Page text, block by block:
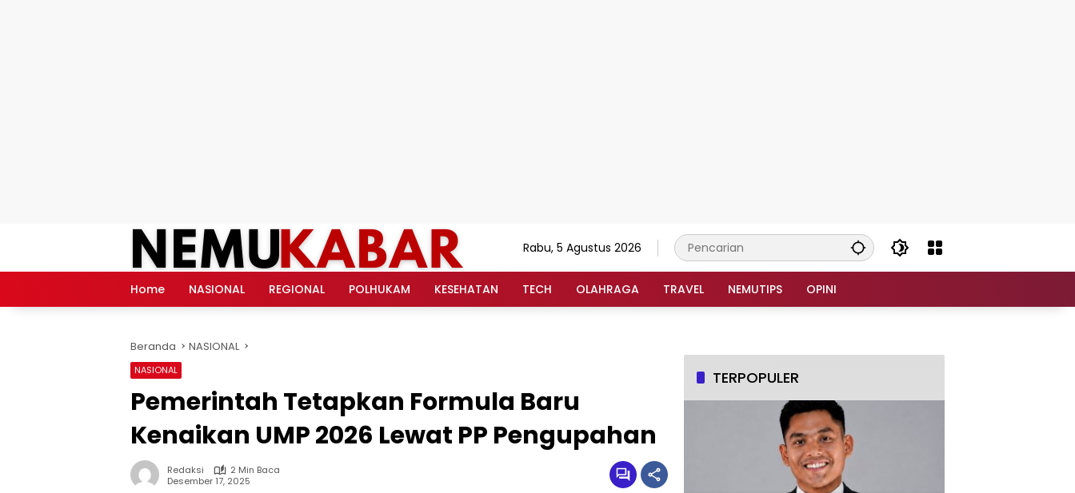
Rabu, 5 Agustus 2026
Home NASIONAL REGIONAL POLHUKAM KESEHATAN TECH OLAHRAGA TRAVEL NEMUTIPS OPINI
Beranda NASIONAL
NASIONAL
Pemerintah Tetapkan Formula Baru
Kenaikan UMP 2026 Lewat PP Pengupahan
Redaksi
2 Min Baca
Desember 17, 2025
TERPOPULER